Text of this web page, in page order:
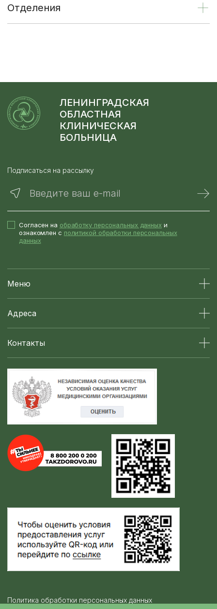
Отделения
ЛЕНИНГРАДСКАЯ
ОБЛАСТНАЯ
КЛИНИЧЕСКАЯ
БОЛЬНИЦА
Подписаться на рассылку
Введите ваш e-mail
Согласен на обработку персональных данных и
ознакомлен с политикой обработки персональных
данных
Меню
Адреса
Контакты
Политика обработки персональных данных